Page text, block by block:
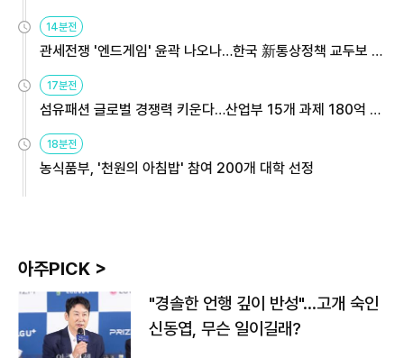
14분전
관세전쟁 '엔드게임' 윤곽 나오나…한국 新통상정책 교두보 활
용해야
17분전
섬유패션 글로벌 경쟁력 키운다…산업부 15개 과제 180억 지
원
18분전
농식품부, '천원의 아침밥' 참여 200개 대학 선정
아주PICK >
"경솔한 언행 깊이 반성"…고개 숙인
신동엽, 무슨 일이길래?